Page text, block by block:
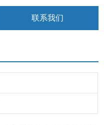
联系我们